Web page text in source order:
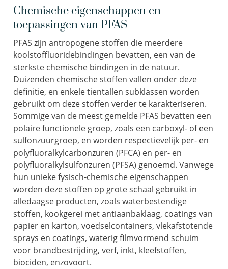
Chemische eigenschappen en
toepassingen van PFAS
PFAS zijn antropogene stoffen die meerdere
koolstoffluoridebindingen bevatten, een van de
sterkste chemische bindingen in de natuur.
Duizenden chemische stoffen vallen onder deze
definitie, en enkele tientallen subklassen worden
gebruikt om deze stoffen verder te karakteriseren.
Sommige van de meest gemelde PFAS bevatten een
polaire functionele groep, zoals een carboxyl- of een
sulfonzuurgroep, en worden respectievelijk per- en
polyfluoralkylcarbonzuren (PFCA) en per- en
polyfluoralkylsulfonzuren (PFSA) genoemd. Vanwege
hun unieke fysisch-chemische eigenschappen
worden deze stoffen op grote schaal gebruikt in
alledaagse producten, zoals waterbestendige
stoffen, kookgerei met antiaanbaklaag, coatings van
papier en karton, voedselcontainers, vlekafstotende
sprays en coatings, waterig filmvormend schuim
voor brandbestrijding, verf, inkt, kleefstoffen,
biociden, enzovoort.